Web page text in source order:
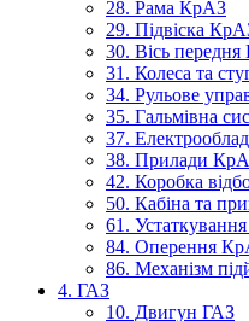
28. Рама КрАЗ
29. Підвіска
30. Вісь
31. Колеса та
34. Рульове
35. Гальмівна
37.
38. Прилади
42. Коробка
50. Кабіна та
61.
84. Оперення
86. Механізм
4. ГАЗ
10. Двигун ГАЗ